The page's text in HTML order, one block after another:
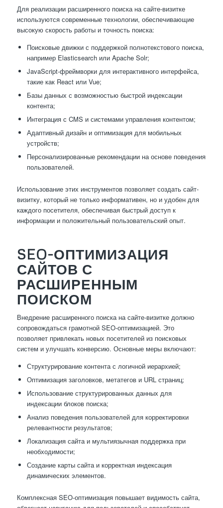
Для реализации расширенного поиска на сайте-визитке
используются современные технологии, обеспечивающие
высокую скорость работы и точность поиска:
Поисковые движки с поддержкой полнотекстового поиска,
например Elasticsearch или Apache Solr;
JavaScript-фреймворки для интерактивного интерфейса,
такие как React или Vue;
Базы данных с возможностью быстрой индексации
контента;
Интеграция с CMS и системами управления контентом;
Адаптивный дизайн и оптимизация для мобильных
устройств;
Персонализированные рекомендации на основе поведения
пользователей.
Использование этих инструментов позволяет создать сайт-
визитку, который не только информативен, но и удобен для
каждого посетителя, обеспечивая быстрый доступ к
информации и положительный пользовательский опыт.
SEO-ОПТИМИЗАЦИЯ
САЙТОВ С
РАСШИРЕННЫМ
ПОИСКОМ
Внедрение расширенного поиска на сайте-визитке должно
сопровождаться грамотной SEO-оптимизацией. Это
позволяет привлекать новых посетителей из поисковых
систем и улучшать конверсию. Основные меры включают:
Структурирование контента с логичной иерархией;
Оптимизация заголовков, метатегов и URL страниц;
Использование структурированных данных для
индексации блоков поиска;
Анализ поведения пользователей для корректировки
релевантности результатов;
Локализация сайта и мультиязычная поддержка при
необходимости;
Создание карты сайта и корректная индексация
динамических элементов.
Комплексная SEO-оптимизация повышает видимость сайта,